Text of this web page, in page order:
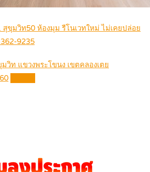
สุขุมวิท50 ห้องมุม รีโนเวทใหม่ ไม่เคยปล่อย
9235
วิท แขวงพระโขนง เขตคลองเตย